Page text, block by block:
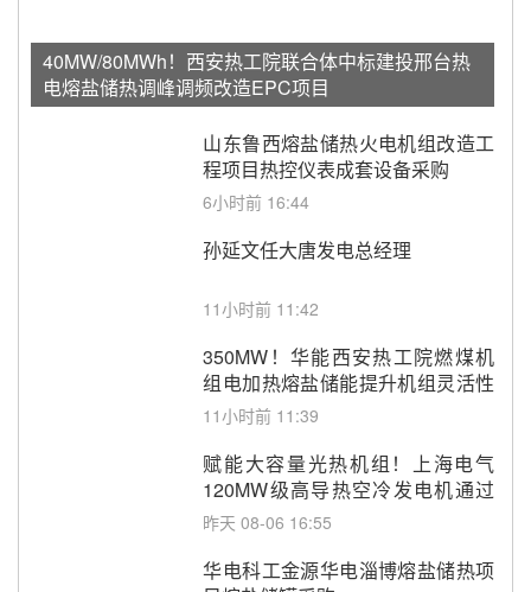
40MW/80MWh！西安热工院联合体中标建投邢台热
电熔盐储热调峰调频改造EPC项目
山东鲁西熔盐储热火电机组改造工
程项目热控仪表成套设备采购
6小时前 16:44
孙延文任大唐发电总经理
11小时前 11:42
350MW！华能西安热工院燃煤机
组电加热熔盐储能提升机组灵活性
改造项目初步设计第三方评审服务
11小时前 11:39
赋能大容量光热机组！上海电气
120MW级高导热空冷发电机通过
型式试验
昨天 08-06 16:55
华电科工金源华电淄博熔盐储热项